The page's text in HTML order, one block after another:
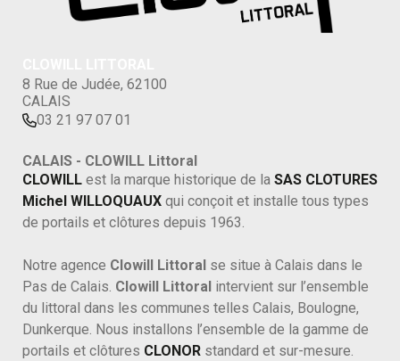
8 Rue de Judée, 62100
CALAIS
03 21 97 07 01
CALAIS - CLOWILL Littoral
CLOWILL est la marque historique de la SAS CLOTURES
Michel WILLOQUAUX qui conçoit et installe tous types
de portails et clôtures depuis 1963.
Notre agence Clowill Littoral se situe à Calais dans le
Pas de Calais. Clowill Littoral intervient sur l’ensemble
du littoral dans les communes telles Calais, Boulogne,
Dunkerque. Nous installons l’ensemble de la gamme de
portails et clôtures CLONOR standard et sur-mesure.